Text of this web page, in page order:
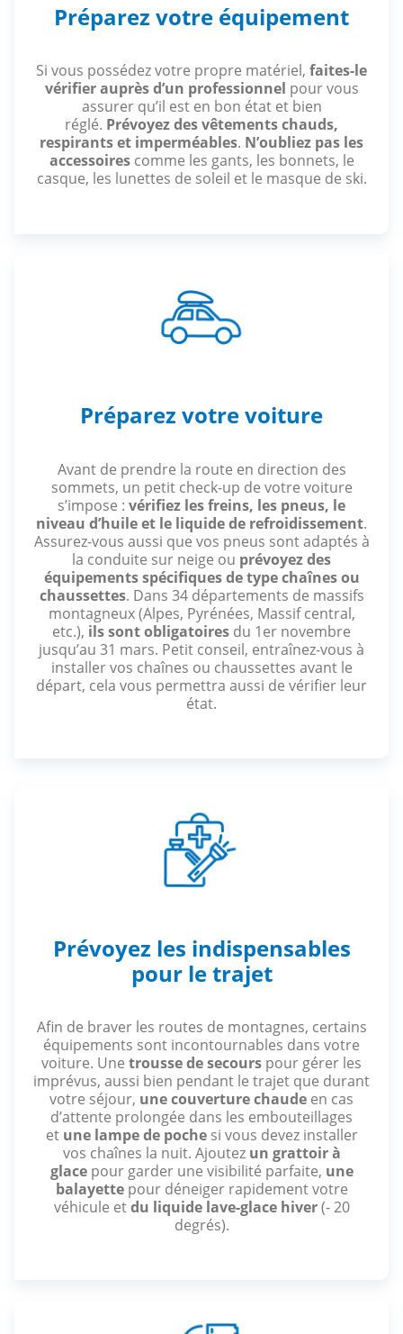
Préparez votre équipement
Si vous possédez votre propre matériel, faites-le
vérifier auprès d’un professionnel pour vous
assurer qu’il est en bon état et bien
réglé. Prévoyez des vêtements chauds,
respirants et imperméables. N’oubliez pas les
accessoirescomme les gants, les bonnets, le
casque, les lunettes de soleil et le masque de ski.
Préparez votre voiture
Avant de prendre la route en direction des
sommets, un petit check-up de votre voiture
s’impose : vérifiez les freins, les pneus, le
niveau d’huile et le liquide de refroidissement.
Assurez-vous aussi que vos pneus sont adaptés à
la conduite sur neige ou prévoyez des
équipements spécifiques de type chaînes ou
chaussettes. Dans 34 départements de massifs
montagneux (Alpes, Pyrénées, Massif central,
etc.), ils sont obligatoires du 1er novembre
jusqu’au 31 mars. Petit conseil, entraînez-vous à
installer vos chaînes ou chaussettes avant le
départ, cela vous permettra aussi de vérifier leur
état.
Prévoyez les indispensables
pour le trajet
Afin de braver les routes de montagnes, certains
équipements sont incontournables dans votre
voiture. Une trousse de secours pour gérer les
imprévus, aussi bien pendant le trajet que durant
votre séjour, une couverture chaude en cas
d’attente prolongée dans les embouteillages
et une lampe de pochesi vous devez installer
vos chaînes la nuit. Ajoutezun grattoir à
glacepour garder une visibilité parfaite, une
balayettepour déneiger rapidement votre
véhicule etdu liquide lave-glace hiver(- 20
degrés).